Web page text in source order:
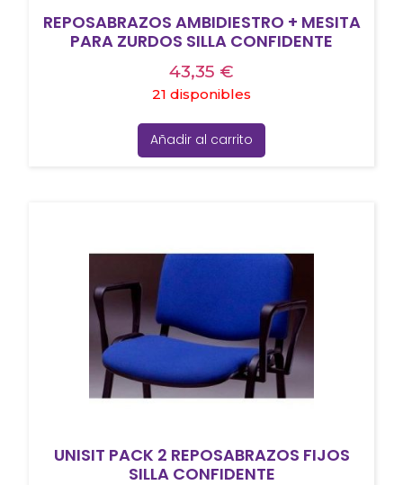
REPOSABRAZOS AMBIDIESTRO + MESITA
PARA ZURDOS SILLA CONFIDENTE
43,35 €
21 disponibles
Añadir al carrito
UNISIT PACK 2 REPOSABRAZOS FIJOS
SILLA CONFIDENTE